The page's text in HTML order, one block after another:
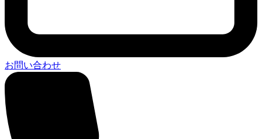
お問い合わせ